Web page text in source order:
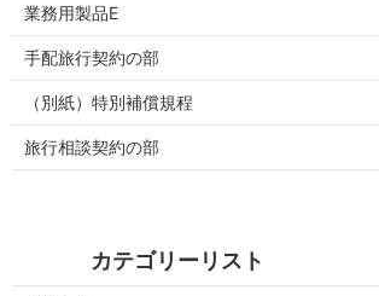
業務用製品E
手配旅行契約の部
（別紙）特別補償規程
旅行相談契約の部
カテゴリーリスト